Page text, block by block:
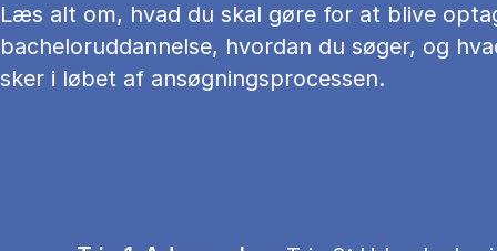
Læs alt om, hvad du skal gøre for at blive
bacheloruddannelse, hvordan du søger, og
sker i løbet af ansøgningsprocessen.